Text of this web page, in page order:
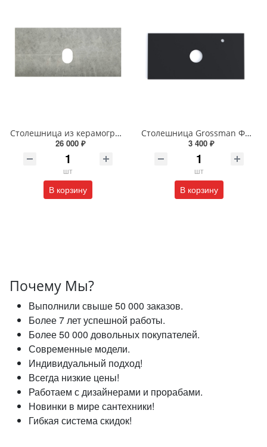
Столешница из керамогранита BelBagno 100 см KEP-90-MGL-W0 Marmo Grigio Lucido
26 000 ₽
шт
В корзину
Столешница Grossman ФЛАЙ 100 см 501002 серая
3 400 ₽
шт
В корзину
Почему Мы?
Выполнили свыше 50 000 заказов.
Более 7 лет успешной работы.
Более 50 000 довольных покупателей.
Современные модели.
Индивидуальный подход!
Всегда низкие цены!
Работаем с дизайнерами и прорабами.
Новинки в мире сантехники!
Гибкая система скидок!